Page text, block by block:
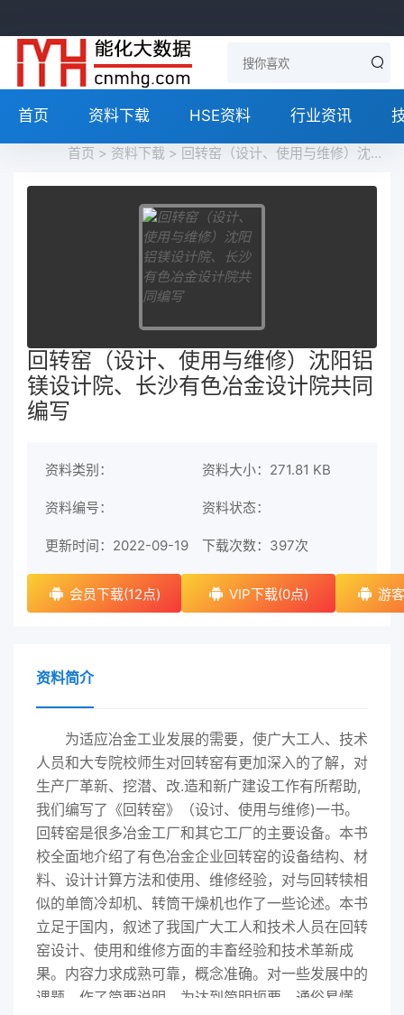
首页 资料下载 HSE资料 行业资讯
首页 > 资料下载 > 回转窑（设计、使用与维修）沈阳铝镁设计院、长沙有色冶金设计院共同编写
回转窑（设计、使用与维修）沈阳铝
镁设计院、长沙有色冶金设计院共同
编写
资料类别： 资料大小：271.81 KB
资料编号： 资料状态：
更新时间：2022-09-19 下载次数： 397次
会员下载(12点) VIP下载(0点) 游
资料简介
为适应冶金工业发展的需要，使广大工人、技术
人员和大专院校师生对回转窑有更加深入的了解，对
生产厂革新、挖潜、改.造和新广建设工作有所帮助,
我们编写了《回转窑》（设讨、使用与维修)一书。
回转窑是很多冶金工厂和其它工厂的主要设备。本书
校全面地介绍了有色冶金企业回转窑的设备结构、材
料、设计计算方法和使用、维修经验，对与回转犊相
似的单筒冷却机、转筒干燥机也作了一些论述。本书
立足于国内，叙述了我国广大工人和技术人员在回转
窑设计、使用和维修方面的丰畜经验和技术革新成
果。内容力求成熟可靠，概念准确。对一些发展中的
课题，作了简要说明。为达到简明扼要、通俗易懂，